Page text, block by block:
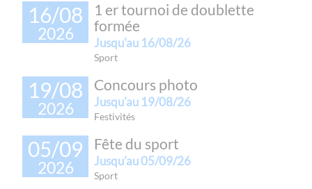
16/08
2026
1 er tournoi de doublette
formée
Jusqu'au 16/08/26
sport
19/08
2026
Concours photo
Jusqu'au 19/08/26
festivités
05/09
2026
Fête du sport
Jusqu'au05/09/26
sport